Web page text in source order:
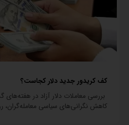
کف کریدور جدید دلار کجاست؟
بررسی معاملات دلار آزاد در
کاهش نگرانی‌های سیاسی